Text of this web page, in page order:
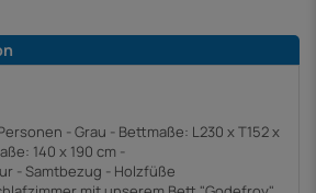
- Grau - Bettmaße: L230 x T152 x
140 x 190 cm -
- Samtbezug - Holzfüße